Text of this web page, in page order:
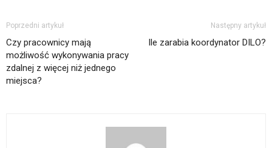
Poprzedni artykuł
Czy pracownicy mają
możliwość wykonywania pracy
zdalnej z więcej niż jednego
miejsca?
Następny artykuł
Ile zarabia koordynator DILO?